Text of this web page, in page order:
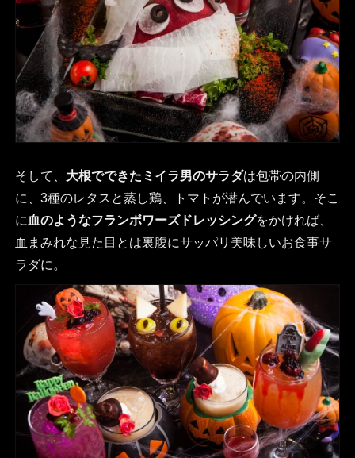
そして、 大根でできたミイラ男のサラダは包帯の内側
に、3種のレタスと蒸し鶏、トマトが潜んでいます。そこ
に 血のようなフランボワーズドレッシングをかければ、
血まみれな見た目とは裏腹にサッパリ美味しいお食事サ
ラダに。